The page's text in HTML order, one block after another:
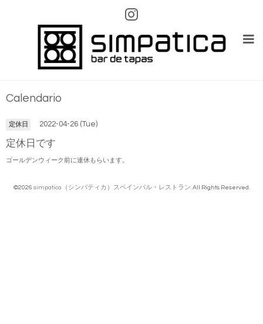
Calendario
定休日 2022-04-26 (Tue)
定休日です
ゴールデンウィーク前に連休もらいます。
©2026 simpatica（シンパティカ）スペインバル・レストラン . All Rights Reserved.